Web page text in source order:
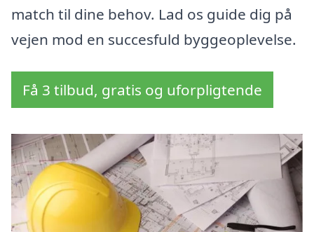
match til dine behov. Lad os guide dig på
vejen mod en succesfuld byggeoplevelse.
Få 3 tilbud, gratis og uforpligtende